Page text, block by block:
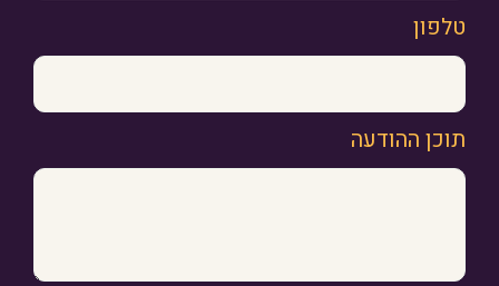
טלפון
תוכן ההודעה